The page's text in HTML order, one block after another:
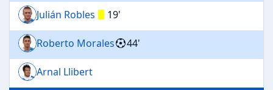
Julián Robles 19'
Roberto Morales 44'
Arnal Llibert